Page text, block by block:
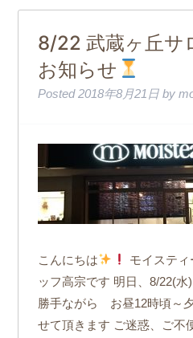
8/22 武蔵ヶ丘サ
お知らせ
Posted2018年8月21日 by
こんにちは
モイステ
ッフ高宗です 明日、8/22(
勝手ながら お昼12時頃～
せて頂きます ご迷惑、ご不